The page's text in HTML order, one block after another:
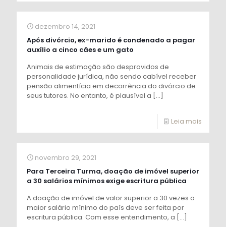
dezembro 14, 2021
Após divórcio, ex-marido é condenado a pagar
auxílio a cinco cães e um gato
Animais de estimação são desprovidos de
personalidade jurídica, não sendo cabível receber
pensão alimentícia em decorrência do divórcio de
seus tutores. No entanto, é plausível a […]
Leia mais
novembro 29, 2021
Para Terceira Turma, doação de imóvel superior
a 30 salários mínimos exige escritura pública
A doação de imóvel de valor superior a 30 vezes o
maior salário mínimo do país deve ser feita por
escritura pública. Com esse entendimento, a […]